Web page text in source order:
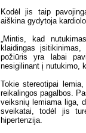
Kodėl jis taip
aiškina gydytoja
„Mintis, kad
klaidingas
požiūris yra labai
nesigilinant į nutukimo,
Tokie stereotipai
reikalingos pagalbos.
veiksnių lemiama liga,
sveikatai, todėl jis
hipertenzija.